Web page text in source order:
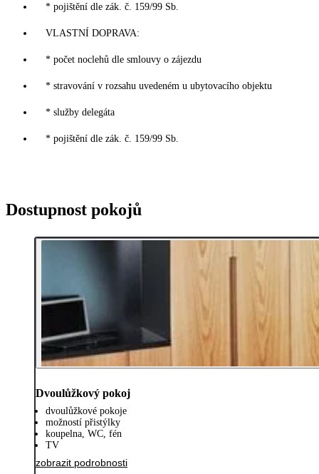
* pojištění dle zák. č. 159/99 Sb.
VLASTNÍ DOPRAVA:
* počet noclehů dle smlouvy o zájezdu
* stravování v rozsahu uvedeném u ubytovacího objektu
* služby delegáta
* pojištění dle zák. č. 159/99 Sb.
Dostupnost pokojů
Dvoulůžkový pokoj
dvoulůžkové pokoje
možností přistýlky
koupelna, WC, fén
TV
zobrazit podrobnosti